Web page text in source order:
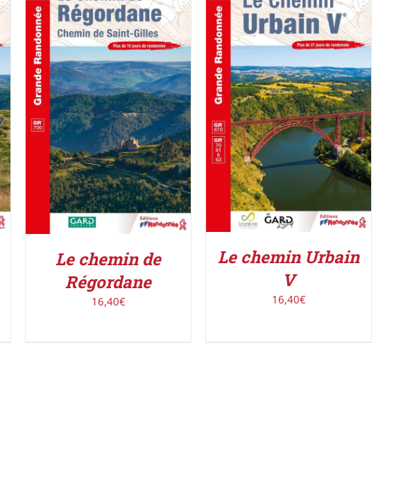
ACHETER LE PRODUIT
/
DÉTAILS
Le chemin de
Régordane
16,40€
AJOUTER AU PANIER
/
DÉTAILS
Le chemin Urbain
V
16,40€